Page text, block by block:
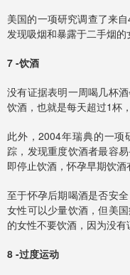
美国的一项研究调查了来
发现吸烟和暴露于二手烟的
7 -饮酒
没有证据表明一周喝几杯
饮酒，也就是每天超过1杯
此外，2004年瑞典的一
踪，发现重度饮酒者最容
即停止饮酒，怀孕早期饮酒
至于怀孕后期喝酒是否安
女性可以少量饮酒，但美
的女性不要饮酒，因为没有
8 -过度运动